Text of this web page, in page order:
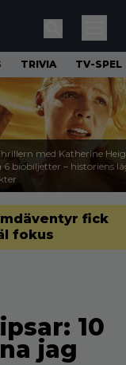
TRIVIA TV-SPEL
med Katherine
6 biobiljetter – historiens
fick
fokus
10
jag